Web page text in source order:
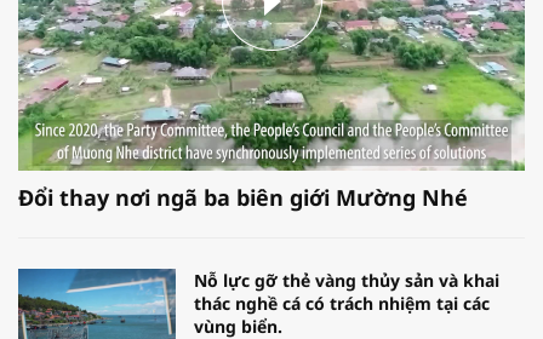
Đổi thay nơi ngã ba biên giới Mường Nhé
Nỗ lực gỡ thẻ vàng thủy sản và khai
thác nghề cá có trách nhiệm tại các
vùng biển.